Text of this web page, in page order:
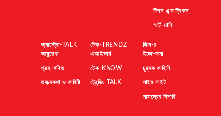
টিপস এন্ড ট্রিকস
স্মার্ট-মানি
অ্যাস্ট্রো-TALK
আয়ুরেখা
গ্রহ-গণিত
তত্ত্বকথা ও কাহিনী
টেক-TRENDZ
এআইভার্স
টেক-KNOW
ট্রেন্ডিং-TALK
মিক্স-৪
ইচ্ছে-ডানা
চুম্বক কাহিনি
লাইম লাইট
সাফল্যের দিশারি